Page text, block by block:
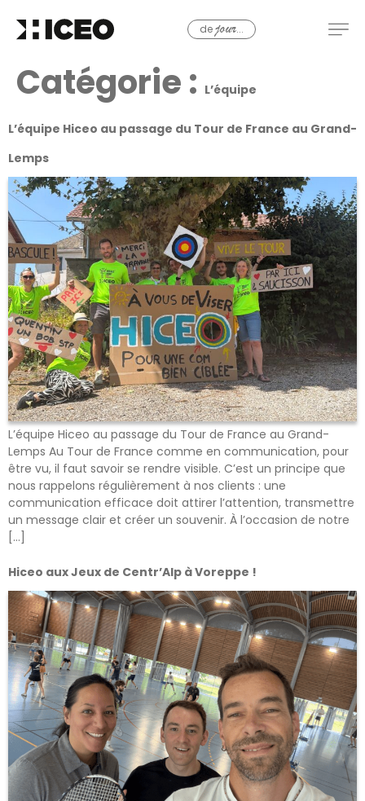
dejour...
Catégorie : L’équipe
L’équipe Hiceo au passage du Tour de France au Grand-
Lemps
L’équipe Hiceo au passage du Tour de France au Grand-
Lemps Au Tour de France comme en communication, pour
être vu, il faut savoir se rendre visible. C’est un principe que
nous rappelons régulièrement à nos clients : une
communication efficace doit attirer l’attention, transmettre
un message clair et créer un souvenir. À l’occasion de notre
[…]
Hiceo aux Jeux de Centr’Alp à Voreppe !